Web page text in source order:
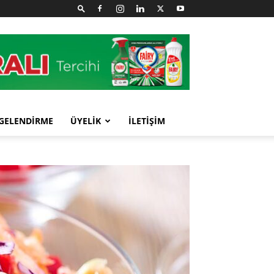
ÜYELİK İLETİŞİM